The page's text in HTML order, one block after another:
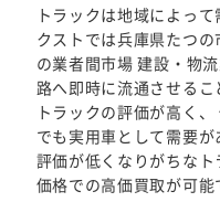
トラックは地域によっ
クストでは兵庫県たつ
の業者間市場 建設・物
路へ即時に流通させる
トラックの評価が高く
でも実用車として需要
評価が低くなりがちな
価格での高価買取が可能